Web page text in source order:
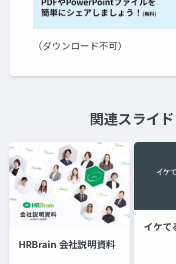
（ダウンロード不可）
関連スライド
HRBrain 会社説明資料
イケて